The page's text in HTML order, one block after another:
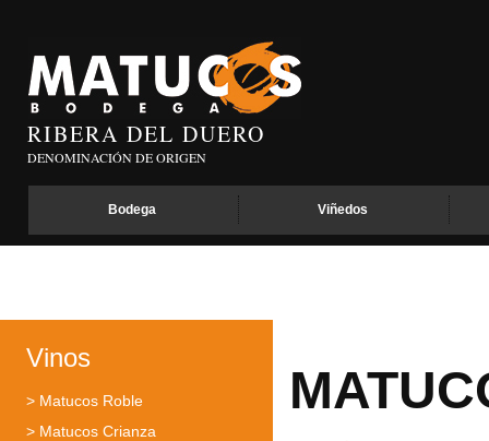
RIBERA DEL DUERO
DENOMINACIÓN DE ORIGEN
Bodega Viñedos
Vinos
> Matucos Roble
> Matucos Crianza